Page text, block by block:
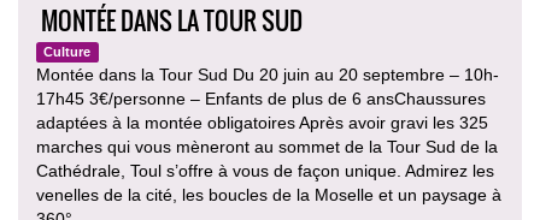
MONTÉE DANS LA TOUR SUD
Culture
Montée dans la Tour Sud Du 20 juin au 20 septembre – 10h-
17h45 3€/personne – Enfants de plus de 6 ansChaussures
adaptées à la montée obligatoires Après avoir gravi les 325
marches qui vous mèneront au sommet de la Tour Sud de la
Cathédrale, Toul s’offre à vous de façon unique. Admirez les
venelles de la cité, les boucles de la Moselle et un paysage à